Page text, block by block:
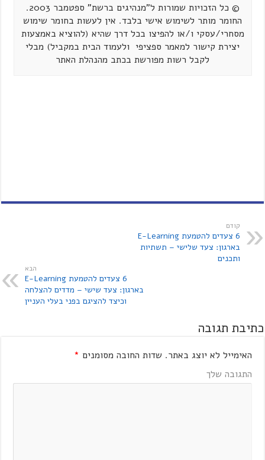
© כל הזכויות שמורות ל"מנהיגים ברשת" ספטמבר 2003.
החומר מותר לשימוש אישי בלבד. אין לעשות בחומר שימוש
מסחרי/עסקי ו/או להפיצו בכל דרך שהיא (להוציא באמצעות
יצירת קישור למאמר ספציפי ולעמוד הבית במקביל) מבלי
לקבל רשות מפורשת בכתב מהנהלת האתר
קודם
6 צעדים להטמעת E-Learning
בארגון: צעד שלישי – תשתיות
ותכנים
הבא
6 צעדים להטמעת E-Learning
בארגון: צעד שישי – מדדים להצלחה
וכיצד להציגם בפני בעלי העניין
כתיבת תגובה
האימייל לא יוצג באתר. שדות החובה מסומנים *
התגובה שלך